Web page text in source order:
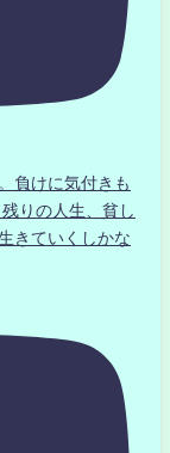
負けに気付きも
りの人生、貧し
きていくしかな